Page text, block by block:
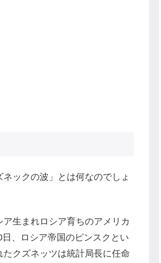
ネックの波」とは何なのでしょ
生まれロシア育ちのアメリカ
、ロシア帝国のピンスクとい
クズネッツは統計局長に任命